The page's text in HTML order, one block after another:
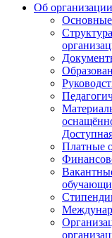
Об организации
Основные
Платные